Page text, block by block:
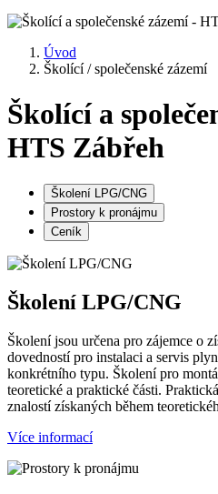
Úvod
Školící / společenské zázemí
Školící a
HTS Zábřeh
Školení LPG/CNG
Prostory k pronájmu
Ceník
Školení LPG/CNG
Školení jsou určena pro zájemce o
dovedností pro instalaci a servis
konkrétního typu. Školení pro
teoretické a praktické části.
znalostí získaných během
Více informací